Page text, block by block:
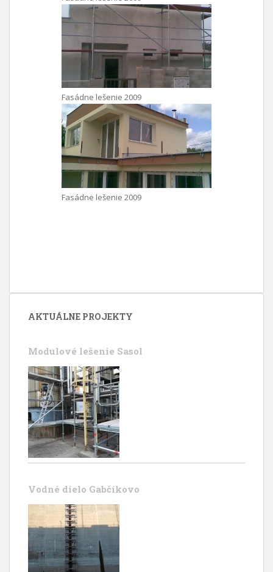
Fasádne lešenie 2009
Fasádne lešenie 2009
AKTUÁLNE PROJEKTY
Modulové lešenie Sasol
Vodné dielo Gabčíkovo